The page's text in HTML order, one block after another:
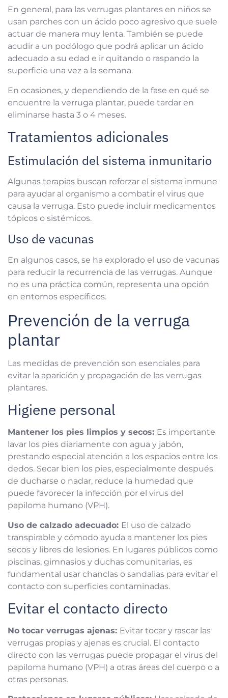
En general, para las verrugas plantares en niños se
usan parches con un ácido poco agresivo que suele
actuar de manera muy lenta. También se puede
acudir a un podólogo que podrá aplicar un ácido
adecuado a su edad e ir quitando o raspando la
superficie una vez a la semana.
En ocasiones, y dependiendo de la fase en qué se
encuentre la verruga plantar, puede tardar en
eliminarse hasta 3 o 4 meses.
Tratamientos adicionales
Estimulación del sistema inmunitario
Algunas terapias buscan reforzar el sistema inmune
para ayudar al organismo a combatir el virus que
causa la verruga. Esto puede incluir medicamentos
tópicos o sistémicos.
Uso de vacunas
En algunos casos, se ha explorado el uso de vacunas
para reducir la recurrencia de las verrugas. Aunque
no es una práctica común, representa una opción
en entornos específicos.
Prevención de la verruga
plantar
Las medidas de prevención son esenciales para
evitar la aparición y propagación de las verrugas
plantares.
Higiene personal
Mantener los pies limpios y secos: Es importante
lavar los pies diariamente con agua y jabón,
prestando especial atención a los espacios entre los
dedos. Secar bien los pies, especialmente después
de ducharse o nadar, reduce la humedad que
puede favorecer la infección por el virus del
papiloma humano (VPH).
Uso de calzado adecuado: El uso de calzado
transpirable y cómodo ayuda a mantener los pies
secos y libres de lesiones. En lugares públicos como
piscinas, gimnasios y duchas comunitarias, es
fundamental usar chanclas o sandalias para evitar el
contacto con superficies contaminadas.
Evitar el contacto directo
No tocar verrugas ajenas: Evitar tocar y rascar las
verrugas propias y ajenas es crucial. El contacto
directo con las verrugas puede propagar el virus del
papiloma humano (VPH) a otras áreas del cuerpo o a
otras personas.